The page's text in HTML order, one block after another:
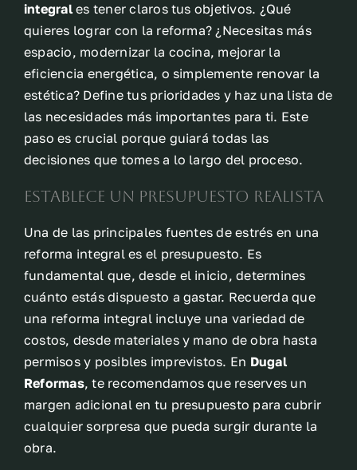
integrales tener claros tus objetivos. ¿Qué
quieres lograr con la reforma? ¿Necesitas más
espacio, modernizar la cocina, mejorar la
eficiencia energética, o simplemente renovar la
estética? Define tus prioridades y haz una lista de
las necesidades más importantes para ti. Este
paso es crucial porque guiará todas las
decisiones que tomes a lo largo del proceso.
Establece un presupuesto realista
Una de las principales fuentes de estrés en una
reforma integral es el presupuesto. Es
fundamental que, desde el inicio, determines
cuánto estás dispuesto a gastar. Recuerda que
una reforma integral incluye una variedad de
costos, desde materiales y mano de obra hasta
permisos y posibles imprevistos. En Dugal
Reformas, te recomendamos que reserves un
margen adicional en tu presupuesto para cubrir
cualquier sorpresa que pueda surgir durante la
obra.